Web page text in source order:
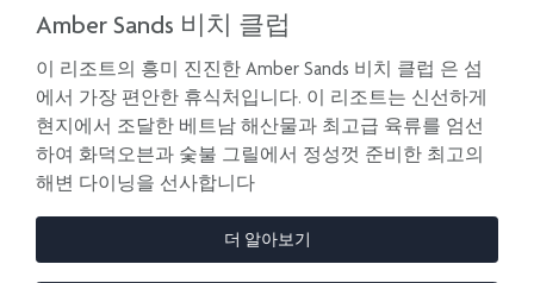
Amber Sands 비치 클럽
이 리조트의 흥미 진진한 Amber Sands 비치 클럽 은 섬
에서 가장 편안한 휴식처입니다. 이 리조트는 신선하게
현지에서 조달한 베트남 해산물과 최고급 육류를 엄선
하여 화덕오븐과 숯불 그릴에서 정성껏 준비한 최고의
해변 다이닝을 선사합니다
더 알아보기